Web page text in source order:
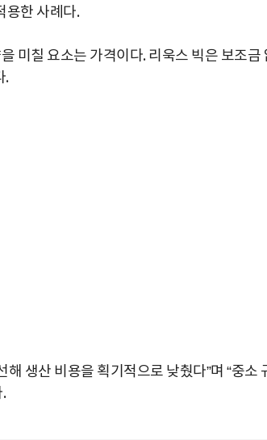
용한 사례다.
미칠 요소는 가격이다. 리욱스 빅은 보조
.
해 생산 비용을 획기적으로 낮췄다”며 “중